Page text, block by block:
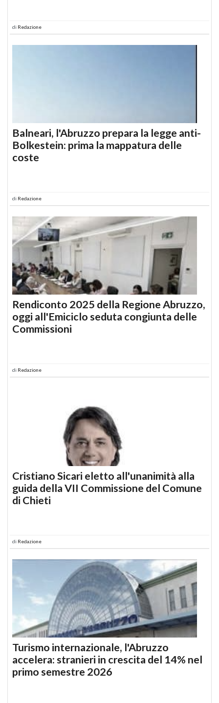
di Redazione
Balneari, l'Abruzzo prepara la legge anti-
Bolkestein: prima la mappatura delle
coste
di Redazione
Rendiconto 2025 della Regione Abruzzo,
oggi all'Emiciclo seduta congiunta delle
Commissioni
di Redazione
Cristiano Sicari eletto all'unanimità alla
guida della VII Commissione del Comune
di Chieti
di Redazione
Turismo internazionale, l'Abruzzo
accelera: stranieri in crescita del 14% nel
primo semestre 2026